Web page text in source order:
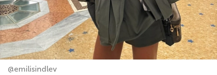
@emilisindlev